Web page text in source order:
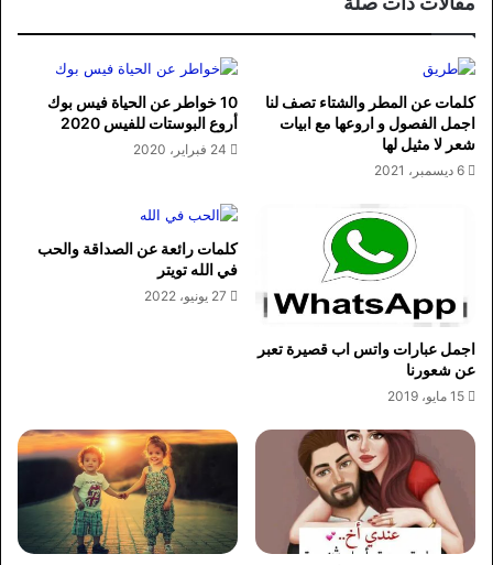
كلمات عن المطر والشتاء تصف لنا
اجمل الفصول و اروعها مع ابيات
شعر لا مثيل لها
6 ديسمبر، 2021
10 خواطر عن الحياة فيس بوك
أروع البوستات للفيس 2020
24 فبراير، 2020
اجمل عبارات واتس اب قصيرة تعبر
عن شعورنا
15 مايو، 2019
كلمات رائعة عن الصداقة والحب
في الله تويتر
27 يونيو، 2022